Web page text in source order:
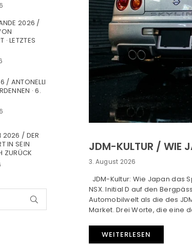
JDM-KULTUR / WIE
3. August 2026
JDM-Kultur: Wie Japan das
NSX. Initial D auf den
Automobilwelt als die des
Market. Drei Worte, die eine
WEITERLESEN
2026 /
· LETZTES
/ ANTONELLI
· 6.
2026 / DER
IN SEIN
ZURÜCK